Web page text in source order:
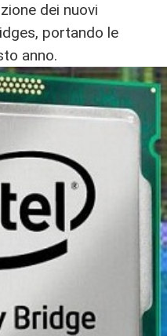
dei nuovi
portando le
anno.